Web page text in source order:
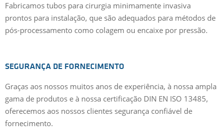
Fabricamos tubos para cirurgia minimamente invasiva
prontos para instalação, que são adequados para métodos de
pós-processamento como colagem ou encaixe por pressão.
SEGURANÇA DE FORNECIMENTO
Graças aos nossos muitos anos de experiência, à nossa ampla
gama de produtos e à nossa certificação DIN EN ISO 13485,
oferecemos aos nossos clientes segurança confiável de
fornecimento.